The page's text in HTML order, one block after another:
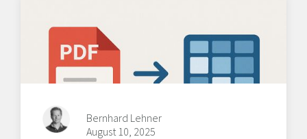
Bernhard Lehner
August 10, 2025